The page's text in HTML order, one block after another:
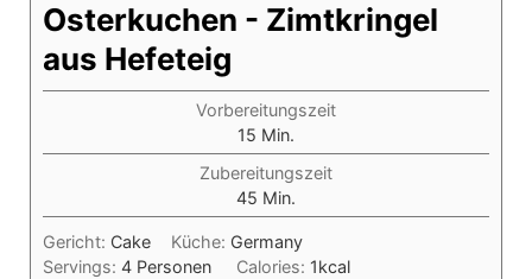
Osterkuchen - Zimtkringel
aus Hefeteig
Vorbereitungszeit
15 Minuten
Min.
Zubereitungszeit
45 Minuten
Min.
Gericht: Cake Küche: Germany
Servings: 4 Personen Calories: 1kcal